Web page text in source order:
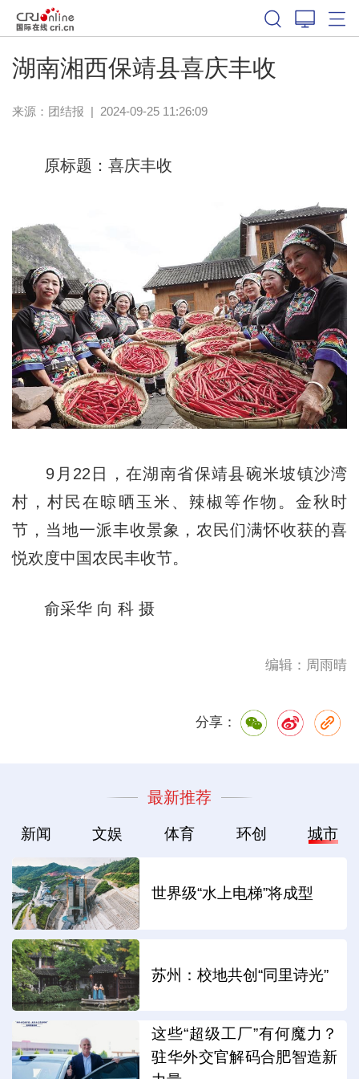
湖南湘西保靖县喜庆丰收
来源： 团结报 | 2024-09-25 11:26:09
原标题：喜庆丰收
9月22日，在湖南省保靖县碗米坡镇沙湾
村，村民在晾晒玉米、辣椒等作物。金秋时
节，当地一派丰收景象，农民们满怀收获的喜
悦欢度中国农民丰收节。
俞采华 向 科 摄
编辑：周雨晴
分享：
最新推荐
新闻 文娱 体育 环创 城市
世界级“水上电梯”将成型
苏州：校地共创“同里诗光”
这些“超级工厂”有何魔力？
驻华外交官解码合肥智造新